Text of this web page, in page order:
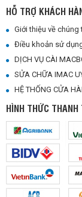
HỖ TRỢ KHÁCH
Giới thiệu về chúng
Điều khoản sử
DỊCH VỤ CÀI
SỬA CHỮA IMAC
HỆ THỐNG CỬA
HÌNH THỨC THANH